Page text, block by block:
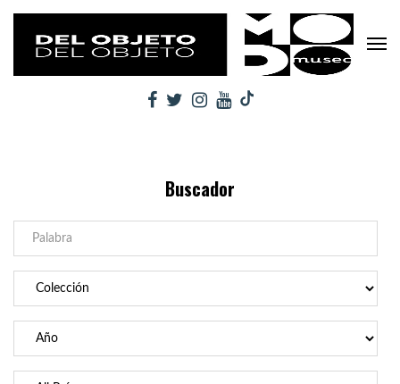
Buscador